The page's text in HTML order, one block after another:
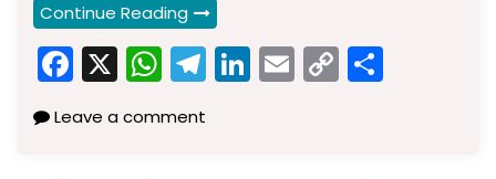
Continue Reading
F
a
c
X W
h
a
T
el
Li
n
E
m
C
o
Leave a comment